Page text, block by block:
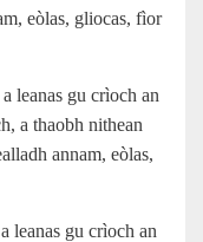
eòlas, gliocas, fìor
leanas gu crìoch an
a thaobh nithean
annam, eòlas,
leanas gu crìoch an